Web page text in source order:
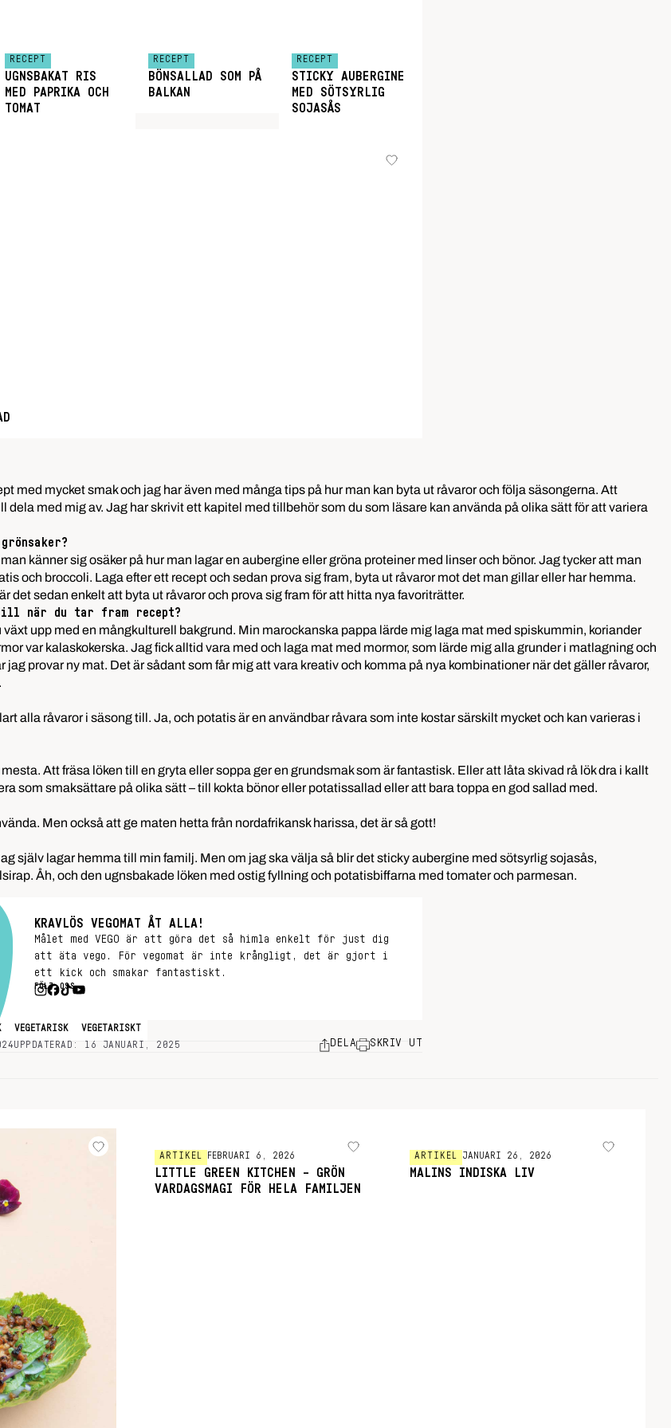
RECEPT
UGNSBAKAT RIS
MED PAPRIKA OCH
TOMAT
RECEPT
BÖNSALLAD SOM PÅ
BALKAN
RECEPT
STICKY AUBERGINE
MED SÖTSYRLIG
SOJASÅS
med mycket smak och jag har även med många tips på hur man kan byta ut råvaror och följa säsongerna. Att
med mig av. Jag har skrivit ett kapitel med tillbehör som du som läsare kan använda på olika sätt för att variera
känner sig osäker på hur man lagar en aubergine eller gröna proteiner med linser och bönor. Jag tycker att man
och broccoli. Laga efter ett recept och sedan prova sig fram, byta ut råvaror mot det man gillar eller har hemma.
det sedan enkelt att byta ut råvaror och prova sig fram för att hitta nya favoriträtter.
när du tar fram recept?
upp med en mångkulturell bakgrund. Min marockanska pappa lärde mig laga mat med spiskummin, koriander
var kalaskokerska. Jag fick alltid vara med och laga mat med mormor, som lärde mig alla grunder i matlagning och
provar ny mat. Det är sådant som får mig att vara kreativ och komma på nya kombinationer när det gäller råvaror,
alla råvaror i säsong till. Ja, och potatis är en användbar råvara som inte kostar särskilt mycket och kan varieras i
Att fräsa löken till en gryta eller soppa ger en grundsmak som är fantastisk. Eller att låta skivad rå lök dra i kallt
som smaksättare på olika sätt – till kokta bönor eller potatissallad eller att bara toppa en god sallad med.
Men också att ge maten hetta från nordafrikanskharissa, det är så gott!
själv lagar hemma till min familj. Men om jag ska välja så blir det sticky aubergine med sötsyrlig sojasås,
Åh, och den ugnsbakade löken med ostig fyllning och potatisbiffarna med tomater och parmesan.
KRAVLÖS VEGOMAT ÅT ALLA!
Målet med VEGO är att göra det så himla enkelt för just dig
att äta vego. För vegomat är inte krångligt, det är gjort i
ett kick och smakar fantastiskt.
FÖLJ OSS
VEGETARISK
VEGETARISKT
UPPDATERAD: 16 JANUARI, 2025 DELA SKRIV UT
ARTIKEL FEBRUARI 6, 2026
LITTLE GREEN KITCHEN – GRÖN
VARDAGSMAGI FÖR HELA FAMILJEN
ARTIKEL JANUARI 26, 2026
MALINS INDISKA LIV